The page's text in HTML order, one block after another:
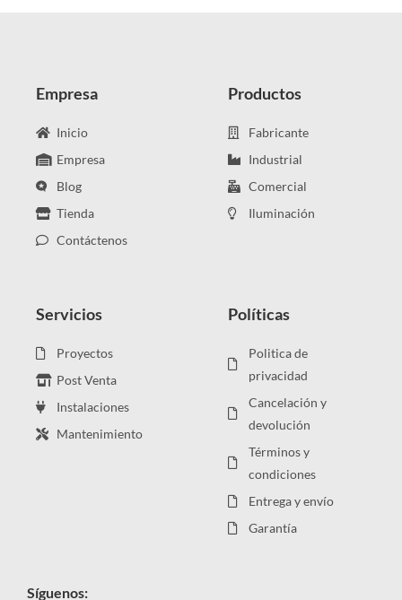
Empresa
Inicio
Empresa
Blog
Tienda
Contáctenos
Productos
Fabricante
Industrial
Comercial
Iluminación
Servicios
Proyectos
Post Venta
Instalaciones
Mantenimiento
Políticas
Politica de
privacidad
Cancelación y
devolución
Términos y
condiciones
Entrega y envío
Garantía
Síguenos: